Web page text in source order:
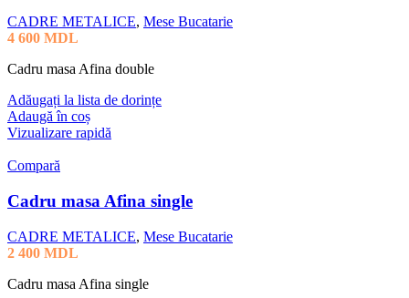
CADRE METALICE, Mese Bucatarie
4 600 MDL
Cadru masa Afina double
Adăugați la lista de dorințe
Adaugă în coș
Vizualizare rapidă
Compară
Cadru masa Afina single
CADRE METALICE, Mese Bucatarie
2 400 MDL
Cadru masa Afina single